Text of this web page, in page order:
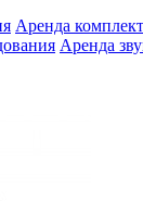
Аренда
Аренда